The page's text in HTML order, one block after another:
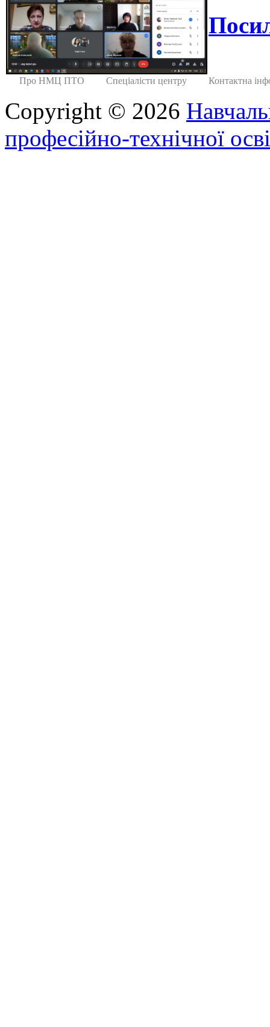
Про НМЦ ПТО Спеціалісти центру Контактна
Copyright © 2026
професійно-технічної